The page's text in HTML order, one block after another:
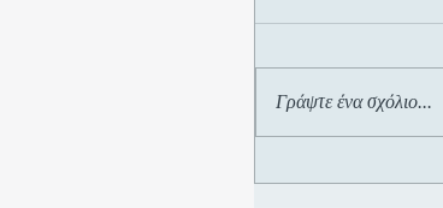
Γράψτε ένα σχόλιο...